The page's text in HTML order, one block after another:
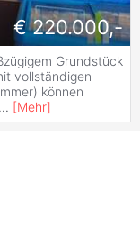
€ 220.000,-
Grundstück
vollständigen
können
... [Mehr]